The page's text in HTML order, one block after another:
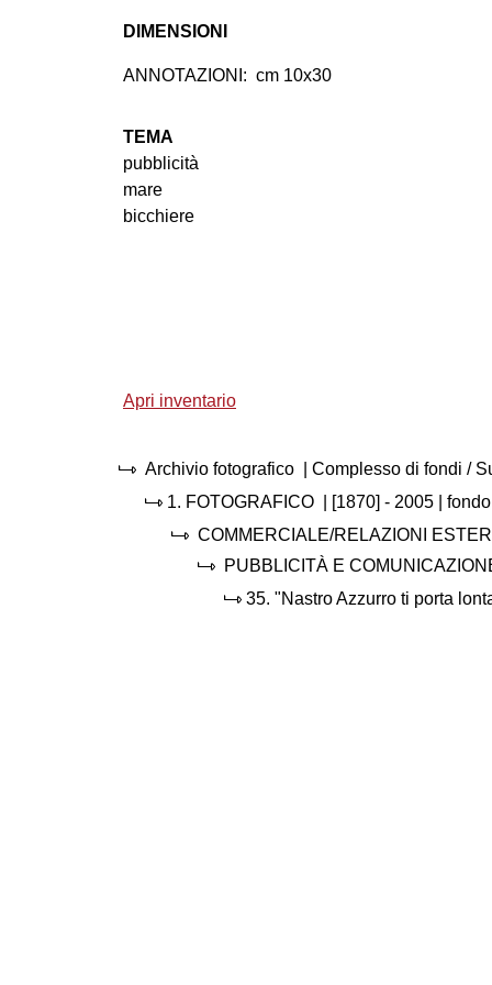
DIMENSIONI
ANNOTAZIONI: cm 10x30
TEMA
pubblicità
mare
bicchiere
Apri inventario
Archivio fotografico
| Complesso di fondi /
1. FOTOGRAFICO [1870] - 2005
| fondo
COMMERCIALE/RELAZIONI
PUBBLICITÀ E
35. "Nastro Azzurro ti porta